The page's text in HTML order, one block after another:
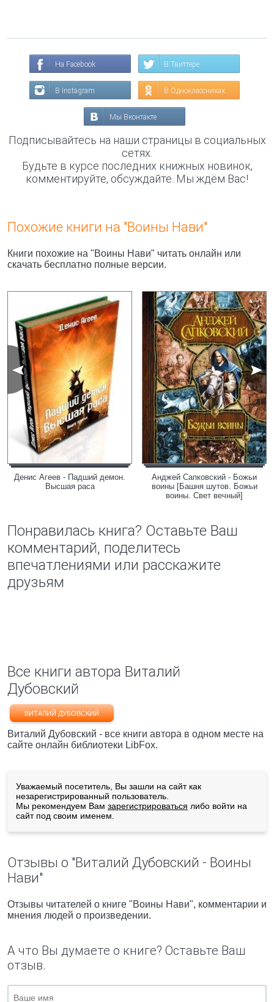
На Facebook В Твиттере
В Instagram В Одноклассниках
Мы Вконтакте
Подписывайтесь на наши страницы в социальных
сетях.
Будьте в курсе последних книжных новинок,
комментируйте, обсуждайте. Мы ждём Вас!
Похожие книги на "Воины Нави"
Книги похожие на "Воины Нави" читать онлайн или
скачать бесплатно полные версии.
Денис Агеев - Падший демон.
Высшая раса
Анджей Сапковский - Божьи
воины [Башня шутов. Божьи
воины. Свет вечный]
Понравилась книга? Оставьте Ваш
комментарий, поделитесь
впечатлениями или расскажите
друзьям
Все книги автора Виталий
Дубовский
ВИТАЛИЙ ДУБОВСКИЙ
Виталий Дубовский - все книги автора в одном месте на
сайте онлайн библиотеки LibFox.
Уважаемый посетитель, Вы зашли на сайт как
незарегистрированный пользователь.
Мы рекомендуем Вам зарегистрироваться либо войти на
сайт под своим именем.
Отзывы о "Виталий Дубовский - Воины
Нави"
Отзывы читателей о книге "Воины Нави", комментарии и
мнения людей о произведении.
А что Вы думаете о книге? Оставьте Ваш
отзыв.